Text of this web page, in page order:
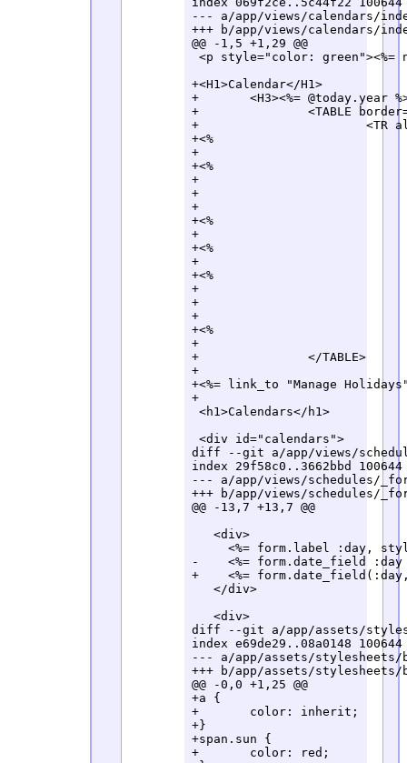
--- a/app/views/calendars/
+++ b/app/views/calendars/
@@ -1,5 +1,29 @@
<p style="color: green"><%=
+<H1>Calendar</H1>
+	<H3><%= @today.year %>/<%= @today.mon %></H3>
+		<TABLE border='1' cellspacing='0' cellpadding='4'>
+			<TR align='center'><TD>
+<%				@days[0, 7].each {|day| %>
+					<TD><IMG src='/rd.png' width='128' height='1'><BR><SPAN class='<%= day[:attrs][:color] %>'><%= day[:attrs][:color].upcase %></SPAN>
+<%				}
+				@days.each {|day|
+					if(day[:day].wday == 0) %>
+						<TR valign='top'><TD><IMG src='/rd.png' width='1' height='64'>
+<%					end %>
+							<TD><SPAN class='<%= [day[:attrs][:color], day[:attrs][:size]].join(' ').strip %>'><%= link_to(day[:day].day, new_schedule_path(day: day[:day])) %></SPAN>
+<%							day[:holidays].each {|holiday| %>
+								<SPAN class='cause'><%= holiday.cause %></SPAN>
+<%							}
+							day[:schedules].each {|schedule| %>
+								<BR><SPAN class='member'><%= schedule.member %></SPAN>:
+								<SPAN class='note'><%= link_to(schedule.note, schedule) %></SPAN>
+<%							}
+				} %>
+		</TABLE>
+
+<%= link_to "Manage
+
<h1>Calendars</h1>
<div id="calendars">
diff --git a/app/views/
index 29f58c0..3662bbd 100644
--- a/app/views/schedules/
+++ b/app/views/schedules/
@@ -13,7 +13,7 @@
   <div>
<%= form.label :day,
-    <%= form.date_field :day
+    <%=
   </div>
   <div>
diff --git a/app/assets/
index e69de29..08a0148 100644
--- a/app/assets/stylesheets/
+++ b/app/assets/stylesheets/
@@ -0,0 +1,25 @@
+a {
+	color: inherit;
+}
+span.sun {
+	color: red;